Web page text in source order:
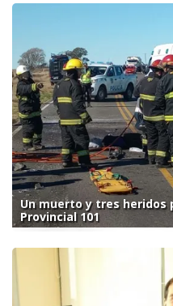
Un muerto y tres heridos
Provincial 101